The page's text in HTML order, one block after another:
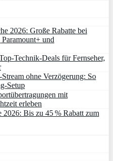
2026: Große Rabatte bei
und
Technik-Deals für Fernseher,
ohne Verzögerung: So
Setup
mit
erleben
Bis zu 45 % Rabatt zum